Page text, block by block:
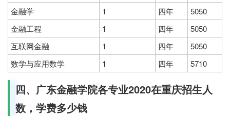
金融学
1 四年
5050
金融工程
1 四年
5050
互联网金融
1 四年
5050
数学与应用数学
1 四年 5710
四、广东金融学院各专业2020在重庆招生人
数，学费多少钱